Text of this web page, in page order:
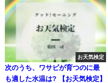
お天気検定
次のうち、ワサビが育つのに最
も適した水温は? 【お天気検定】